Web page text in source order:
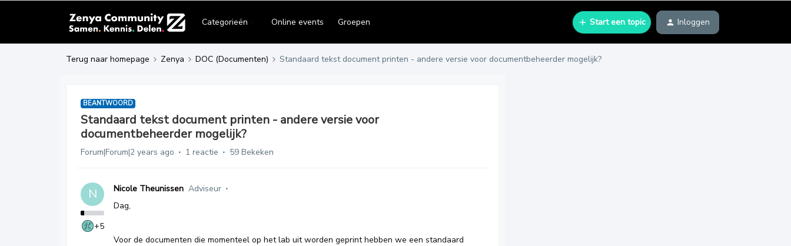
Categorieën Online events Groepen Start een topic Inloggen
Terug naar homepage Zenya DOC (Documenten) Standaard tekst document printen - andere versie voor documentbeheerder mogelijk?
BEANTWOORD
Standaard tekst document printen - andere versie voor
documentbeheerder mogelijk?
Forum|Forum|2 years ago 1 reactie 59 Bekeken
N
+5
Nicole Theunissen Adviseur
Dag,
Voor de documenten die momenteel op het lab uit worden geprint hebben we een standaard